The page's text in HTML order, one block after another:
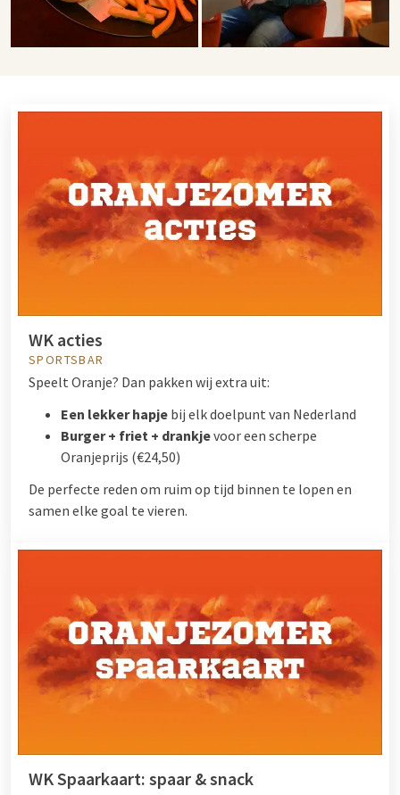
WK acties
SPORTSBAR
Speelt Oranje? Dan pakken wij extra uit:
Een lekker hapje bij elk doelpunt van Nederland
Burger + friet + drankjevoor een scherpe
Oranjeprijs (€24,50)
De perfecte reden om ruim op tijd binnen te lopen en
samen elke goal te vieren.
WK Spaarkaart: spaar & snack